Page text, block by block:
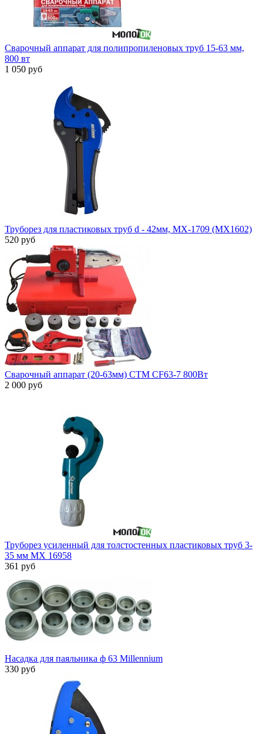
Сварочный аппарат для полипропиленовых труб 15-63 мм,
800 вт
1 050 руб
Труборез для пластиковых труб d - 42мм, MX-1709 (MX1602)
520 руб
Сварочный аппарат (20-63мм) СТМ CF63-7 800Вт
2 000 руб
Труборез усиленный для толстостенных пластиковых труб 3-
35 мм MX 16958
361 руб
Насадка для паяльника ф 63 Millennium
330 руб